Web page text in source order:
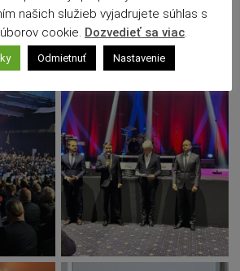
ktorú sa účastníci snemu po namáhavom
našich služieb vyjadrujete súhlas s
cookie. Dozvedieť sa viac.
Odmietnuť Nastavenie